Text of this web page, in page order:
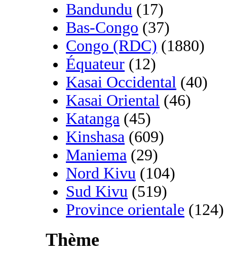
Bandundu (17)
Bas-Congo (37)
Congo (RDC) (1880)
Équateur (12)
Kasai Occidental (40)
Kasai Oriental (46)
Katanga (45)
Kinshasa (609)
Maniema (29)
Nord Kivu (104)
Sud Kivu (519)
Province orientale (124)
Thème